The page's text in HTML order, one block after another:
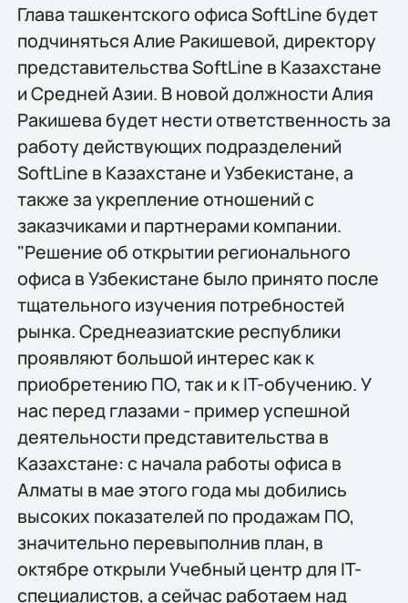
Глава ташкентского офиса SoftLine будет
подчиняться Алие Ракишевой, директору
представительства SoftLine в Казахстане
и Средней Азии. В новой должности Алия
Ракишева будет нести ответственность за
работу действующих подразделений
SoftLine в Казахстане и Узбекистане, а
также за укрепление отношений с
заказчиками и партнерами компании.
"Решение об открытии регионального
офиса в Узбекистане было принято после
тщательного изучения потребностей
рынка. Среднеазиатские республики
проявляют большой интерес как к
приобретению ПО, так и к IT-обучению. У
нас перед глазами - пример успешной
деятельности представительства в
Казахстане: с начала работы офиса в
Алматы в мае этого года мы добились
высоких показателей по продажам ПО,
значительно перевыполнив план, в
октябре открыли Учебный центр для IT-
специалистов, а сейчас работаем над